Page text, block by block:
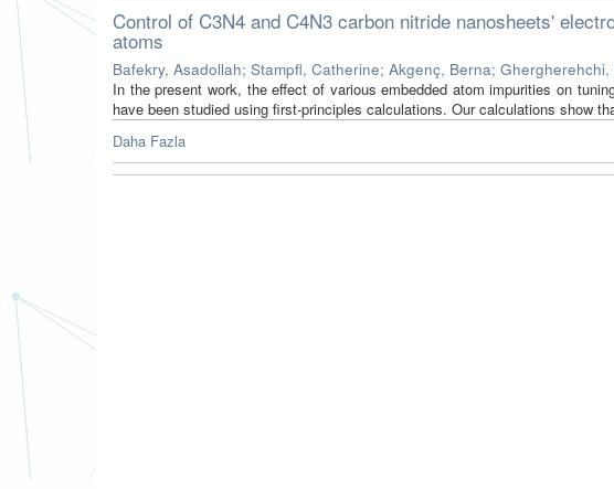
Control of C3N4 and C4N3 carbon nitride nanosheets'
atoms
Bafekry, Asadollah; Stampfl, Catherine; Akgenç, Berna; Ghergherehchi,
In the present work, the effect of various embedded atom impurities on
have been studied using first-principles calculations. Our calculations show
Daha Fazla